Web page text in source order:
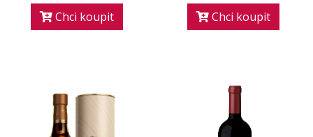
Chci koupit Chci koupit